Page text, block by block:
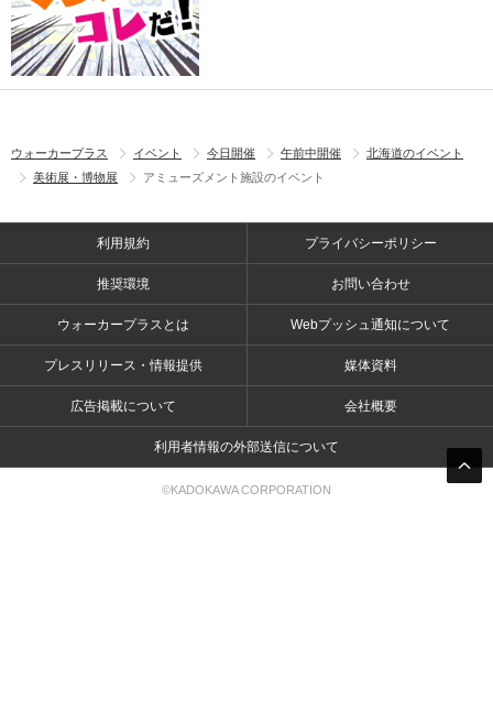
ウォーカープラス イベント 今日開催 午前中開催
北海道のイベント
美術展・博物展
アミューズメント施設のイベント
利用規約 プライバシーポリシー
推奨環境 お問い合わせ
ウォーカープラスとは Webプッシュ通知について
プレスリリース・情報提供 媒体資料
広告掲載について 会社概要
利用者情報の外部送信について
©KADOKAWA CORPORATION